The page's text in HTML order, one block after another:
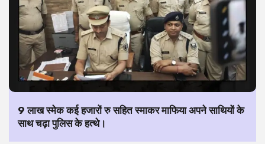
9 लाख स्मेक कई हजारों रु सहित स्माकर माफिया अपने साथियों के
साथ चढ़ा पुलिस के हत्थे।